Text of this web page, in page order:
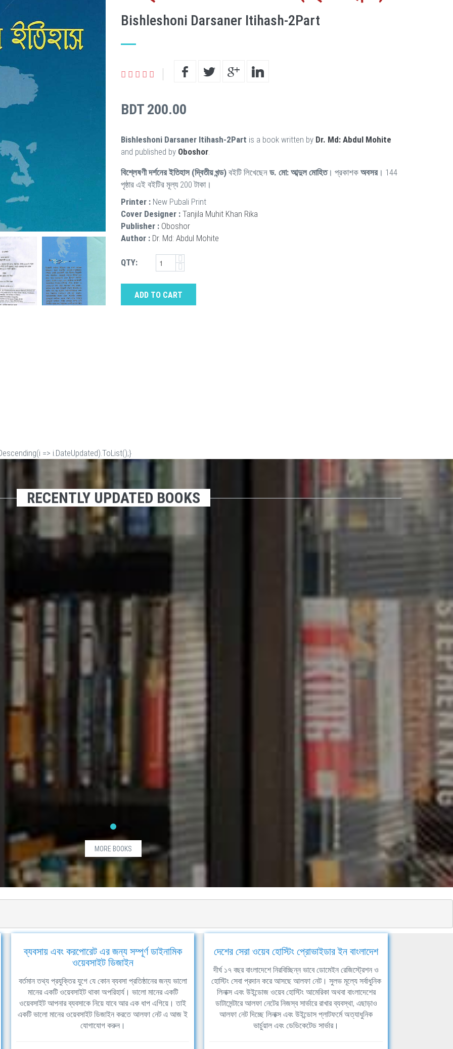
Bishleshoni Darsaner Itihash-2Part
BDT 200.00
Bishleshoni Darsaner Itihash-2Part is a book written by Dr. Md: Abdul Mohite
and published by Oboshor.
বিশ্লেষণী দর্শনের ইতিহাস (দ্বিতীয় খন্ড) বইটি লিখেছেন ড. মো: আব্দুল মোহিত। প্রকাশক অবসর। 144
পৃষ্ঠার এই বইটির মূল্য 200 টাকা।
Printer : New Pubali Print
Cover Designer : Tanjila Muhit Khan Rika
Publisher : Oboshor
Author : Dr. Md: Abdul Mohite
QTY:
ADD TO CART
=> i.DateUpdated).ToList();}
RECENTLY UPDATED BOOKS
MORE BOOKS
ব্যবসায় এবং করপোরেট এর জন্য সম্পূর্ণ ডাইনামিক
ওয়েবসাইট ডিজাইন
বর্তমান তথ্য প্রযুক্তির যুগে যে কোন ব্যবসা প্রতিষ্ঠানের জন্য ভালো
মানের একটি ওয়েবসাইট থাকা অপরিহার্য। ভালো মানের একটি
ওয়েবসাইট আপনার ব্যবসাকে নিয়ে যাবে আর এক ধাপ এগিয়ে। তাই
একটি ভালো মানের ওয়েবসাইট ডিজাইন করতে আলফা নেট এ আজ ই
যোগাযোগ করুন।
দেশের সেরা ওয়েব হোস্টিং প্রোভাইডার ইন বাংলাদেশ
দীর্ঘ ১৭ বছর বাংলাদেশে নিরবিচ্ছিন্ন ভাবে ডোমেইন রেজিস্ট্রেশন ও
হোস্টিং সেবা প্রদান করে আসছে আলফা নেট। সুলভ মূল্যে সর্বাধুনিক
লিনাক্স এবং উইন্ডোজ ওয়েব হোস্টিং আমেরিকা অথবা বাংলাদেশের
ডাটাসেন্টারে আলফা নেটের নিজস্ব সার্ভারে রাখার ব্যবস্থা, এছাড়াও
আলফা নেট দিচ্ছে লিনাক্স এবং উইন্ডোস প্লাটফর্মে অত্যাধুনিক
ভার্চুয়াল এবং ডেডিকেটেড সার্ভার।